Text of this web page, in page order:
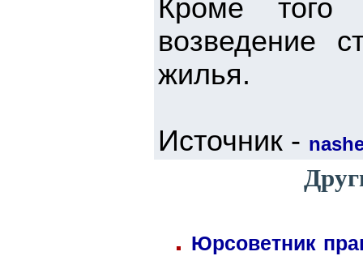
Кроме того
возведение
жилья.
Источник -
Юрсоветник